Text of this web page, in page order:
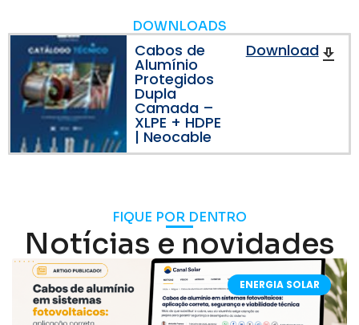
DOWNLOADS
Cabos de
Alumínio
Protegidos
Dupla
Camada –
XLPE + HDPE
| Neocable
Download
FIQUE POR DENTRO
Notícias e novidades
ENERGIA SOLAR